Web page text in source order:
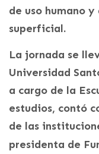
de uso humano
superficial.
La jornada se
Universidad
a cargo de la
estudios, contó
de las
presidenta de